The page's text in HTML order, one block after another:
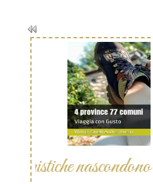
PROFILE
PARLIAMO DI
GUSTO
nascondono tesori